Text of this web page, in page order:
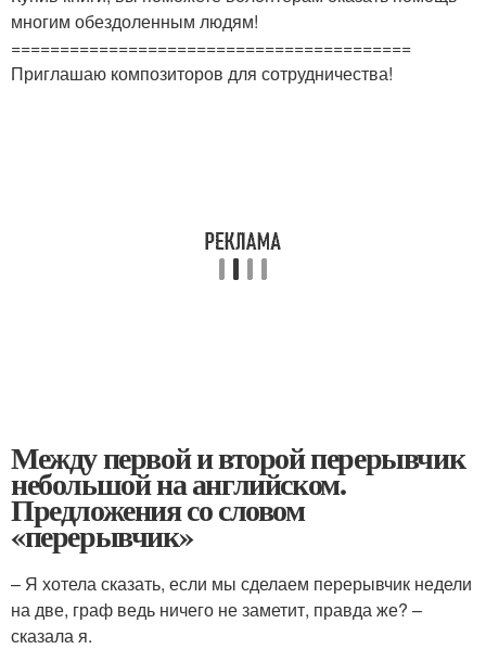
многим обездоленным людям!
=========================================
Приглашаю композиторов для сотрудничества!
Между первой и второй перерывчик
небольшой на английском.
Предложения со словом
«перерывчик»
– Я хотела сказать, если мы сделаем перерывчик недели
на две, граф ведь ничего не заметит, правда же? –
сказала я.